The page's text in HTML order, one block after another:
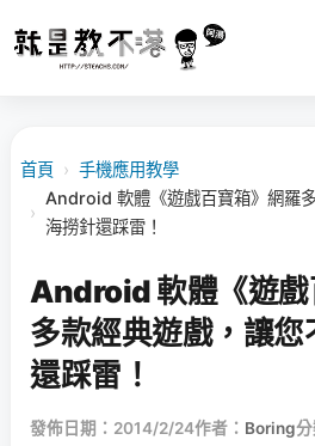
首頁 › 手機應用教學
›
Android 軟體《遊戲百寶箱》網羅
海撈針還踩雷！
Android 軟體《遊戲
多款經典遊戲，讓您
還踩雷！
發佈日期：2014/2/24作者： Boring分